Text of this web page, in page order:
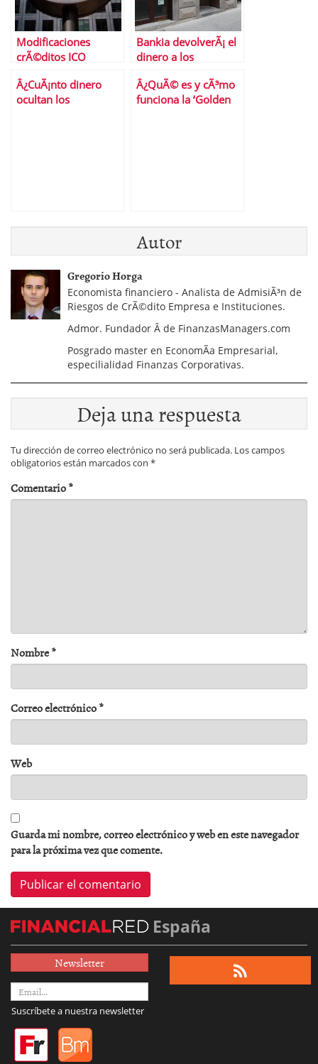
Modificaciones
crÃ©ditos ICO
El ICO esta igual de
nervioso que el
Bankia devolverÃ¡ el
dinero a los
inversionistas de su
fracasada salida a
Â¿CuÃ¡nto dinero
ocultan los
Â¿QuÃ© es y cÃ³mo
funciona la ‘Golden
Autor
Gregorio Horga
Economista financiero - Analista de AdmisiÃ³n de
Riesgos de CrÃ©dito Empresa e Instituciones.
Admor. Fundador Â de FinanzasManagers.com
Posgrado master en EconomÃ­a Empresarial,
especilialidad Finanzas Corporativas.
Deja una respuesta
Tu dirección de correo electrónico no será publicada. Los campos
obligatorios están marcados con *
Comentario*
Nombre*
Correo electrónico*
Web
Guarda mi nombre, correo electrónico y web en este navegador
para la próxima vez que comente.
España
Newsletter
Suscríbete a nuestra newsletter